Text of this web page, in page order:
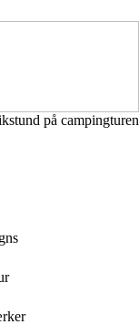
på campingturen